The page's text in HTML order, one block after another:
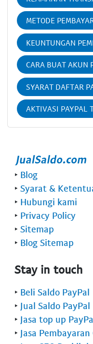
METODE
KEUNTUNGAN
CARA BUAT AKUN
SYARAT DAFTAR
AKTIVASI PAYPAL
‣ Blog
‣ Syarat &
‣ Hubungi kami
‣ Privacy Policy
‣ Sitemap
‣ Blog Sitemap
Stay in touch
‣ Beli Saldo PayPal
‣ Jual Saldo PayPal
‣ Jasa top up
‣ Jasa